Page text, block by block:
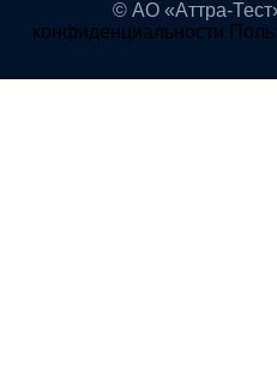
© АО «Аттра-
конфиденциальности